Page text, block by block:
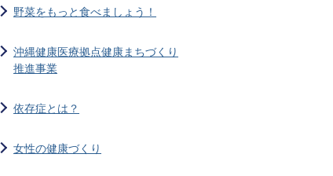
野菜をもっと食べましょう！
沖縄健康医療拠点健康まちづくり
推進事業
依存症とは？
女性の健康づくり